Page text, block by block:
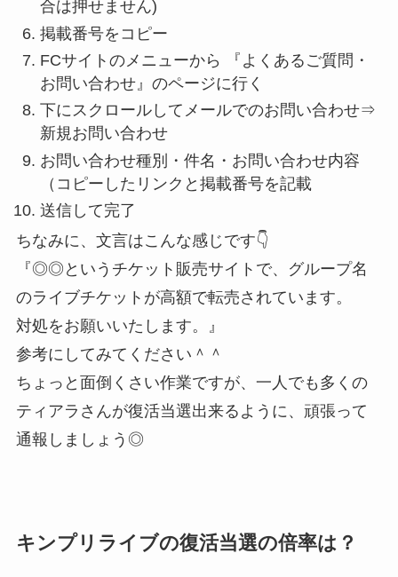
合は押せません)
掲載番号をコピー
FCサイトのメニューから 『よくあるご質問・
お問い合わせ』のページに行く
下にスクロールしてメールでのお問い合わせ⇒
新規お問い合わせ
お問い合わせ種別・件名・お問い合わせ内容
（コピーしたリンクと掲載番号を記載
送信して完了
ちなみに、文言はこんな感じです👇
『◎◎というチケット販売サイトで、グループ名
のライブチケットが高額で転売されています。
対処をお願いいたします。』
参考にしてみてください＾＾
ちょっと面倒くさい作業ですが、一人でも多くの
ティアラさんが復活当選出来るように、頑張って
通報しましょう◎
キンプリライブの復活当選の倍率は？